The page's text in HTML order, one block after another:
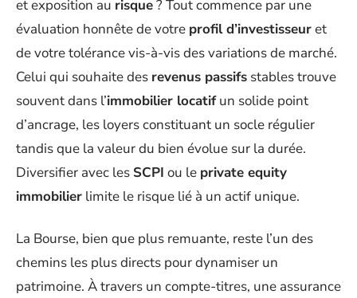
et exposition au risque? Tout commence par une
évaluation honnête de votre profil d’investisseuret
de votre tolérance vis-à-vis des variations de marché.
Celui qui souhaite des revenus passifs stables trouve
souvent dans l’immobilier locatifun solide point
d’ancrage, les loyers constituant un socle régulier
tandis que la valeur du bien évolue sur la durée.
Diversifier avec les SCPI ou le private equity
immobilier limite le risque lié à un actif unique.
La Bourse, bien que plus remuante, reste l’un des
chemins les plus directs pour dynamiser un
patrimoine. À travers un compte-titres, une assurance